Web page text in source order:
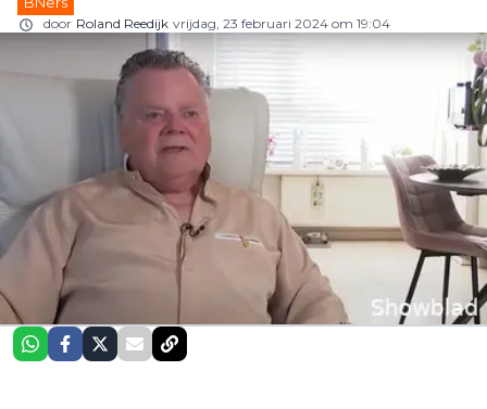
door Roland Reedijk vrijdag, 23 februari 2024 om 19:04